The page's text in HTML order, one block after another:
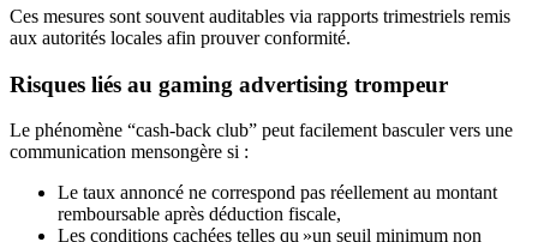
Ces mesures sont souvent auditables via rapports trimestriels remis
aux autorités locales afin prouver conformité.
Risques liés au gaming advertising trompeur
Le phénomène “cash-back club” peut facilement basculer vers une
communication mensongère si :
Le taux annoncé ne correspond pas réellement au montant
remboursable après déduction fiscale,
Les conditions cachées telles qu »un seuil minimum non